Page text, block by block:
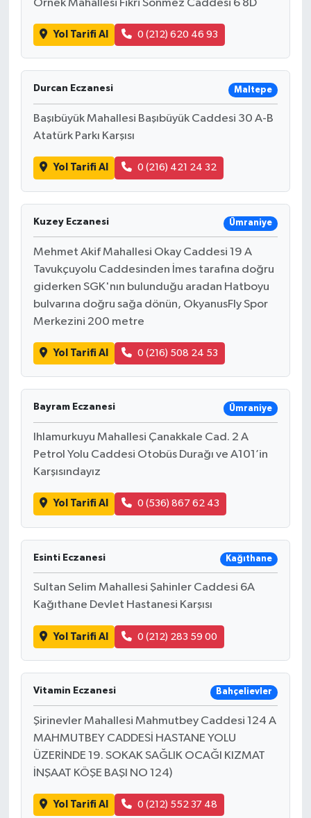
Örnek Mahallesi Fikri Sönmez Caddesi 6 8D
Yol Tarifi Al 0 (212) 620 46 93
Durcan Eczanesi Maltepe
Başıbüyük Mahallesi Başıbüyük Caddesi 30 A-B
Atatürk Parkı Karşısı
Yol Tarifi Al 0 (216) 421 24 32
Kuzey Eczanesi Ümraniye
Mehmet Akif Mahallesi Okay Caddesi 19 A
Tavukçuyolu Caddesinden İmes tarafına doğru
giderken SGK'nın bulunduğu aradan Hatboyu
bulvarına doğru sağa dönün, OkyanusFly Spor
Merkezini 200 metre
Yol Tarifi Al 0 (216) 508 24 53
Bayram Eczanesi Ümraniye
Ihlamurkuyu Mahallesi Çanakkale Cad. 2 A
Petrol Yolu Caddesi Otobüs Durağı ve A101’in
Karşısındayız
Yol Tarifi Al 0 (536) 867 62 43
Esinti Eczanesi Kağıthane
Sultan Selim Mahallesi Şahinler Caddesi 6A
Kağıthane Devlet Hastanesi Karşısı
Yol Tarifi Al 0 (212) 283 59 00
Vitamin Eczanesi Bahçelievler
Şirinevler Mahallesi Mahmutbey Caddesi 124 A
MAHMUTBEY CADDESİ HASTANE YOLU
ÜZERİNDE 19. SOKAK SAĞLIK OCAĞI KIZMAT
İNŞAAT KÖŞE BAŞI NO 124)
Yol Tarifi Al 0 (212) 552 37 48